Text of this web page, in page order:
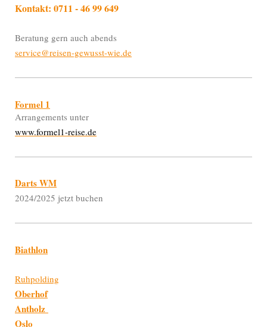
Kontakt: 0711 - 46 99 649
Beratung gern auch abends
service@reisen-gewusst-wie.de
Formel 1
Arrangements unter
www.formel1-reise.de
Darts WM
2024/2025 jetzt buchen
Biathlon
Ruhpolding
Oberhof
Antholz
Oslo